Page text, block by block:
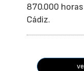
870.000
Cádiz.